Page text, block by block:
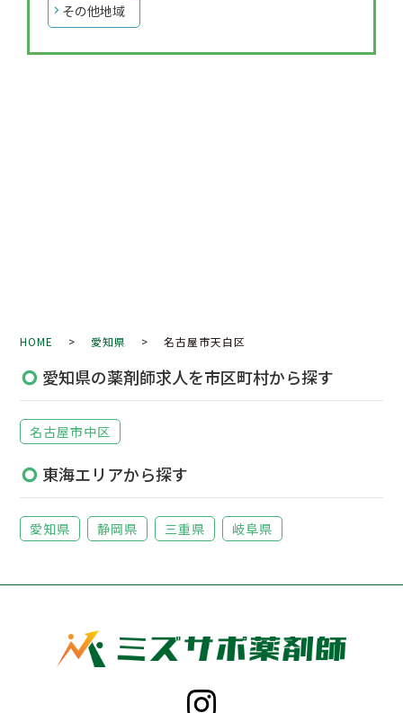
その他地域
HOME > 愛知県 > 名古屋市天白区
愛知県の薬剤師求人を市区町村から探す
名古屋市中区
東海エリアから探す
愛知県 静岡県 三重県 岐阜県